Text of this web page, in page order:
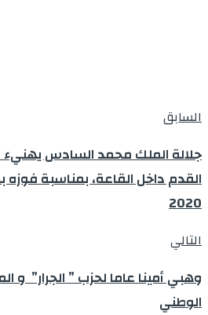
السابق
جلالة الملك محمد السادس يهنيء
القدم داخل القاعة، بمناسبة فوزه
2020
التالي
وهبي أمينا عاما لحزب ” الجرار”
الوطني